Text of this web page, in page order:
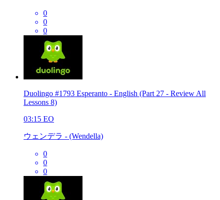
0
0
0
Duolingo #1793 Esperanto - English (Part 27 - Review All
Lessons 8)
03:15 EO
ウェンデラ - (Wendella)
0
0
0